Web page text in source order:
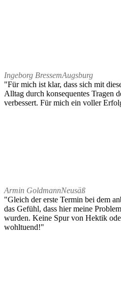
Ingeborg BressemAugsburg
"Für mich ist klar, dass sich mit
Alltag durch konsequentes Tragen
verbessert. Für mich ein voller
Armin GoldmannNeusäß
"Gleich der erste Termin bei dem
das Gefühl, dass hier meine
wurden. Keine Spur von Hektik
wohltuend!"